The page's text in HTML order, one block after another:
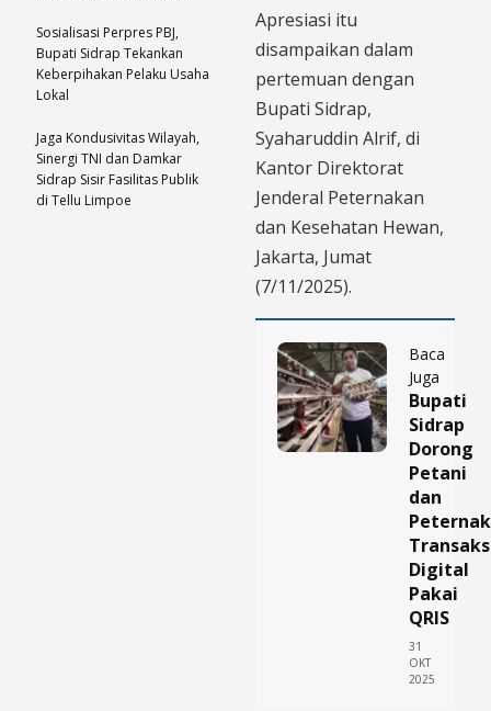
Apresiasi itu
disampaikan dalam
pertemuan dengan
Bupati Sidrap,
Syaharuddin Alrif, di
Kantor Direktorat
Jenderal Peternakan
dan Kesehatan Hewan,
Jakarta, Jumat
(7/11/2025).
Baca
Juga
Bupati
Sidrap
Dorong
Petani
dan
Peternak
Digital
Pakai
QRIS
31
OKT
2025
Sosialisasi Perpres PBJ,
Bupati Sidrap Tekankan
Keberpihakan Pelaku Usaha
Lokal
Jaga Kondusivitas Wilayah,
Sinergi TNI dan Damkar
Sidrap Sisir Fasilitas Publik
di Tellu Limpoe